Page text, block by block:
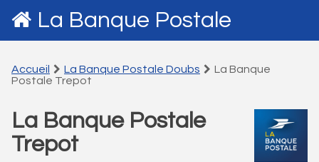
La Banque Postale
Accueil La Banque Postale Doubs
La Banque
Postale Trepot
La Banque Postale
Trepot